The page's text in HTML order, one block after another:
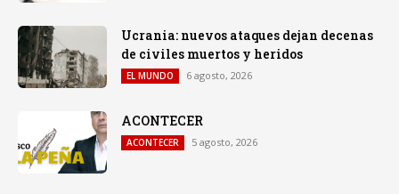
Ucrania: nuevos ataques dejan decenas
de civiles muertos y heridos
EL MUNDO 6 agosto, 2026
ACONTECER
ACONTECER 5 agosto, 2026